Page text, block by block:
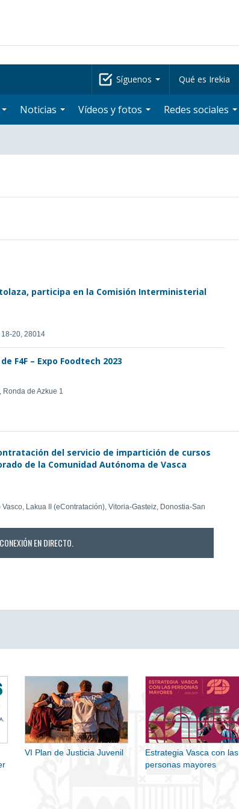
Síguenos Qué es Irekia
Noticias Vídeos y fotos Redes sociales
participa en la Comisión Interministerial
20, 28014
F4F – Expo Foodtech 2023
de Azkue 1
del servicio de impartición de cursos
de la Comunidad Autónoma de Vasca
Lakua II (eContratación), Vitoria-Gasteiz, Donostia-San
EN DIRECTO.
VI Plan de Justicia Juvenil
Estrategia Vasca con las
personas mayores